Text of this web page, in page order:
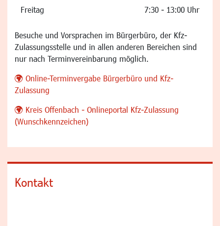
Freitag 7:30 - 13:00 Uhr
Besuche und Vorsprachen im Bürgerbüro, der Kfz-
Zulassungsstelle und in allen anderen Bereichen sind
nur nach Terminvereinbarung möglich.
Online-Terminvergabe Bürgerbüro und Kfz-
Zulassung
Kreis Offenbach - Onlineportal Kfz-Zulassung
(Wunschkennzeichen)
Kontakt